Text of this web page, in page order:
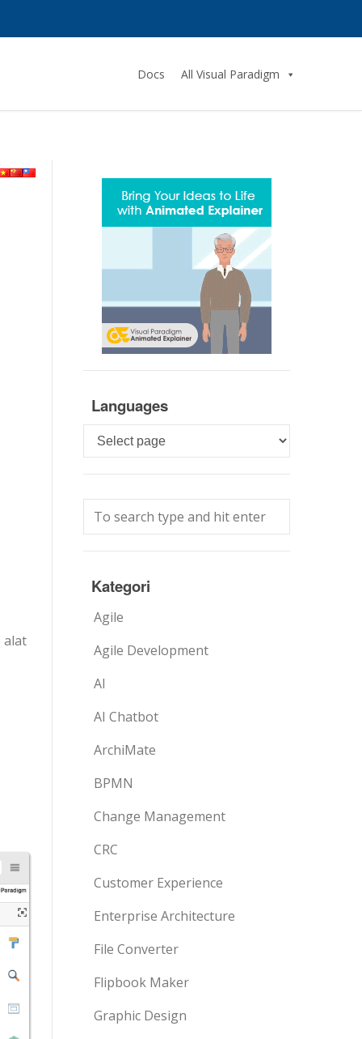
Docs All Visual Paradigm
alat
Languages
Languages
Kategori
Agile
Agile Development
AI
AI Chatbot
ArchiMate
BPMN
Change Management
CRC
Customer Experience
Enterprise Architecture
File Converter
Flipbook Maker
Graphic Design